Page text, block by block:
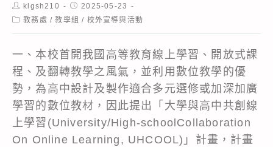
Post
author:
klgsh210
Post
published:
2025-05-23
Post教務處 / 教學組 / 校外宣導與活動
一、本校首開我國高等教育線上學習、開放式課
程、及翻轉教學之風氣，並利用數位教學的優
勢，為高中設計及製作適合多元選修或加深加廣
學習的數位教材，因此提出「大學與高中共創線
上學習(University/High-schoolCollaboration
On Online Learning, UHCOOL)」計畫，計畫